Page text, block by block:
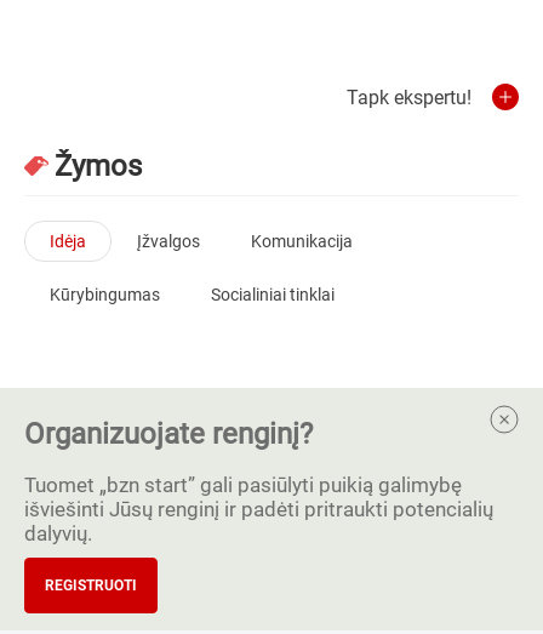
Tapk ekspertu!
Žymos
Idėja Įžvalgos Komunikacija
Kūrybingumas Socialiniai tinklai
Organizuojate renginį?
Tuomet „bzn start” gali pasiūlyti puikią galimybę
išviešinti Jūsų renginį ir padėti pritraukti potencialių
dalyvių.
REGISTRUOTI